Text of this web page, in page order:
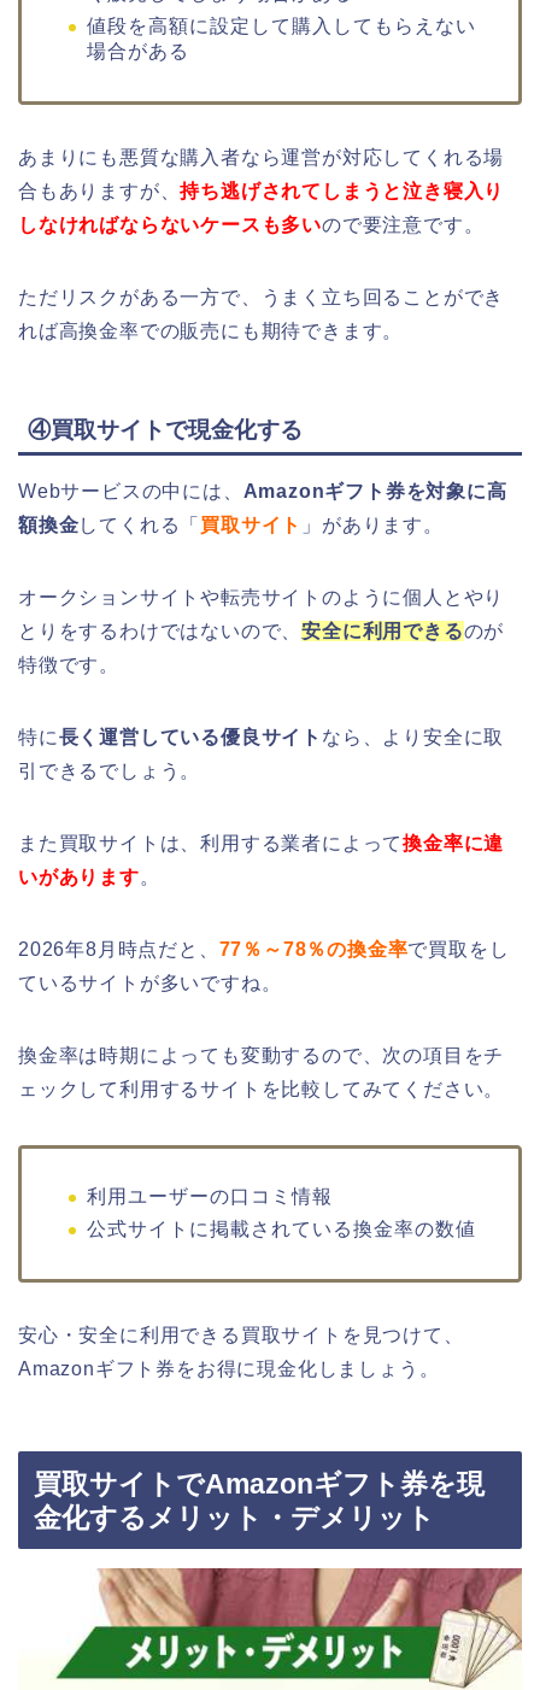
値段を高額に設定して購入してもらえない
場合がある
あまりにも悪質な購入者なら運営が対応してくれる場
合もありますが、持ち逃げされてしまうと泣き寝入り
しなければならないケースも多いので要注意です。
ただリスクがある一方で、うまく立ち回ることができ
れば高換金率での販売にも期待できます。
④買取サイトで現金化する
Webサービスの中には、 Amazonギフト券を対象に高
額換金してくれる「 買取サイト 」があります。
オークションサイトや転売サイトのように個人とやり
とりをするわけではないので、安全に利用できるのが
特徴です。
特に長く運営している優良サイト なら、より安全に取
引できるでしょう。
また買取サイトは、利用する業者によって換金率に違
いがあります。
2026年8 月時点だと、 77％～78％の換金率で買取をし
ているサイトが多いですね。
換金率は時期によっても変動するので、次の項目をチ
ェックして利用するサイトを比較してみてください。
利用ユーザーの口コミ情報
公式サイトに掲載されている換金率の数値
安心・安全に利用できる買取サイトを見つけて、
Amazonギフト券をお得に現金化しましょう。
買取サイトでAmazonギフト券を現
金化するメリット・デメリット